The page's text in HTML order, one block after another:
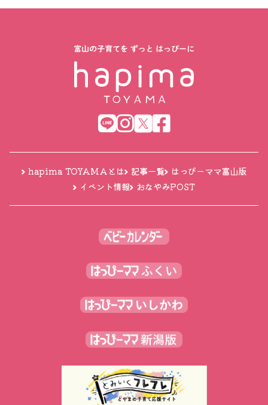
hapima TOYAMAとは 記事一覧
はっぴーママ富山版
イベント情報
おなやみPOST